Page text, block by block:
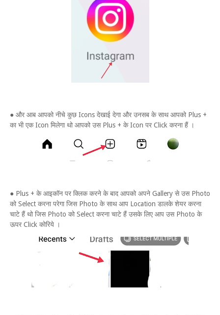
● और आब आपको नीचे कुछ Icons देखाई देगा और उनसब के साथ आपको Plus +
का भी एक Icon मिलेगा थो आपको उस Plus + के Icon पर Click करना हैं ।
● Plus + के आइकॉन पर क्लिक करने के बाद आपको अपने Gallery से उस Photo
को Select करना परेगा जिस Photo के साथ आप Location डालके शेयर करना
चाटे हैं थो जिस Photo को Select करना चाटे हैं उसके लिए आप उस Photo के
ऊपर Click कोरिये ।